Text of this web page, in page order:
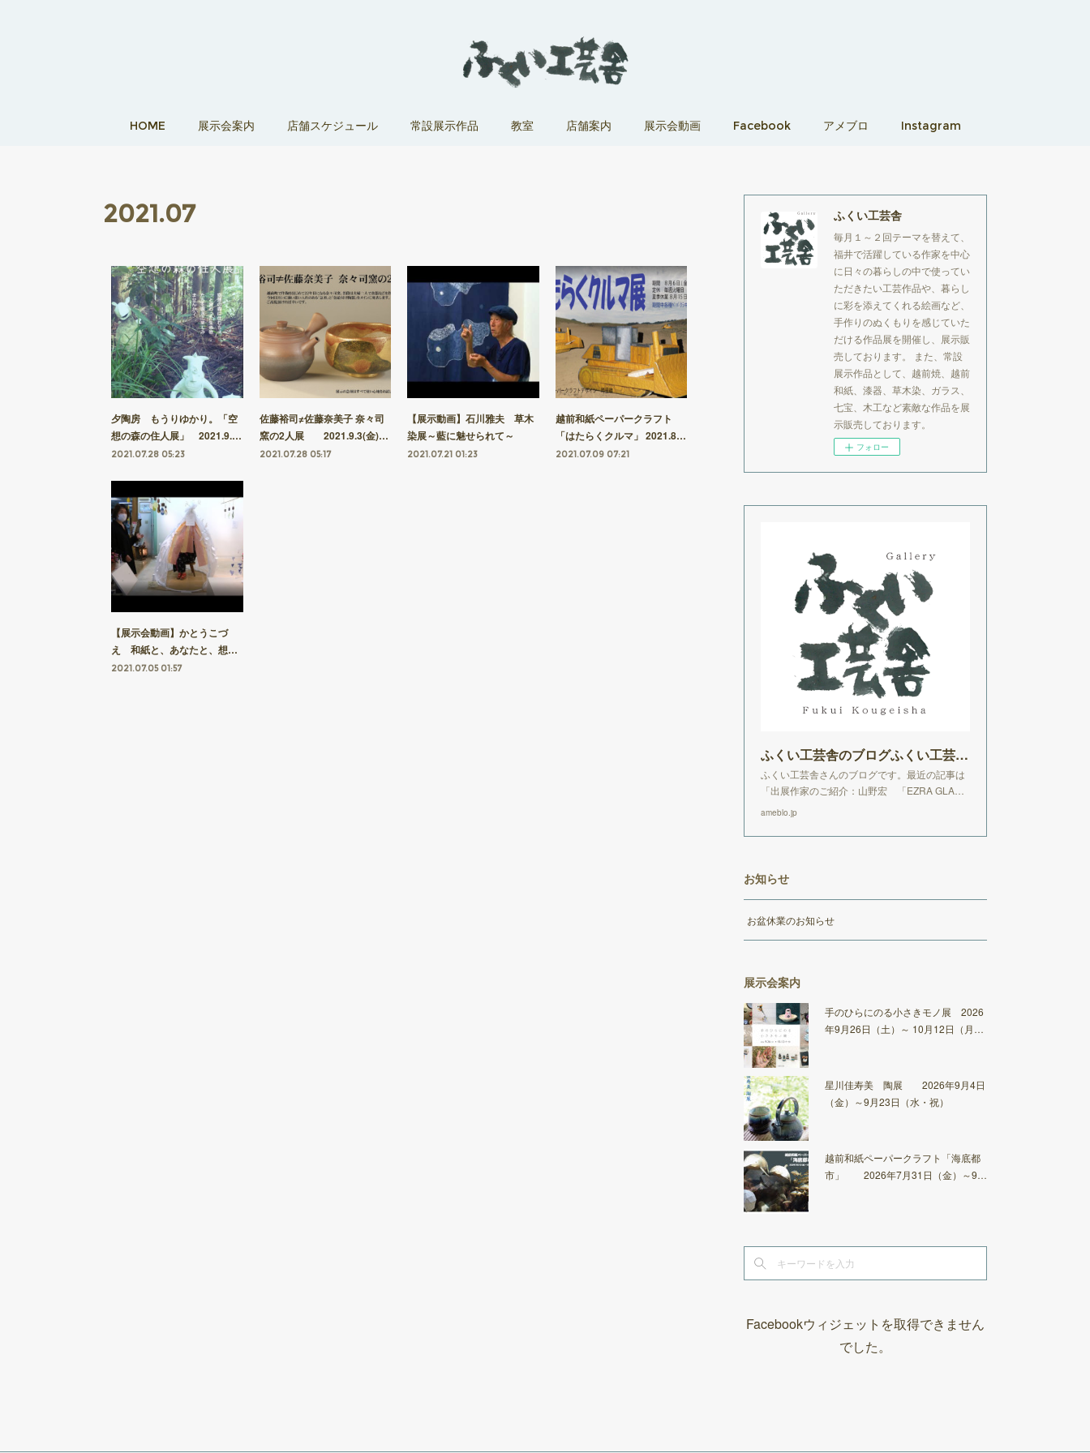
HOME 展示会案内 店舗スケジュール 常設展示作品 教室 店舗案内 展示会動画 Facebook アメブロ Instagram
2021.07
夕陶房 もうりゆかり。「空
想の森の住人展」 2021.9.…
2021.07.28 05:23
佐藤裕司≠佐藤奈美子 奈々司
窯の2人展 2021.9.3(金)…
2021.07.28 05:17
【展示動画】石川雅夫 草木
染展～藍に魅せられて～
2021.07.21 01:23
越前和紙ペーパークラフト
「はたらくクルマ」 2021.8…
2021.07.09 07:21
【展示会動画】かとうこづ
え 和紙と、あなたと、想…
2021.07.05 01:57
ふくい工芸舎
毎月１～２回テーマを替えて、
福井で活躍している作家を中心
に日々の暮らしの中で使ってい
ただきたい工芸作品や、暮らし
に彩を添えてくれる絵画など、
手作りのぬくもりを感じていた
だける作品展を開催し、展示販
売しております。 また、常設
展示作品として、越前焼、越前
和紙、漆器、草木染、ガラス、
七宝、木工など素敵な作品を展
示販売しております。
フォロー
ふくい工芸舎のブログふくい工芸舎のブログ
ふくい工芸舎さんのブログです。最近の記事は
「出展作家のご紹介：山野宏 「EZRA GLA…
ameblo.jp
お知らせ
お盆休業のお知らせ
展示会案内
手のひらにのる小さきモノ展 2026
年9月26日（土）～ 10月12日（月…
星川佳寿美 陶展 2026年9月4日
（金）～9月23日（水・祝）
越前和紙ペーパークラフト「海底都
市」 2026年7月31日（金）～9…
Facebookウィジェットを取得できません
でした。